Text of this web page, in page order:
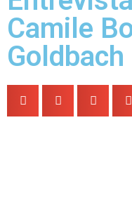
Camile
Goldbach